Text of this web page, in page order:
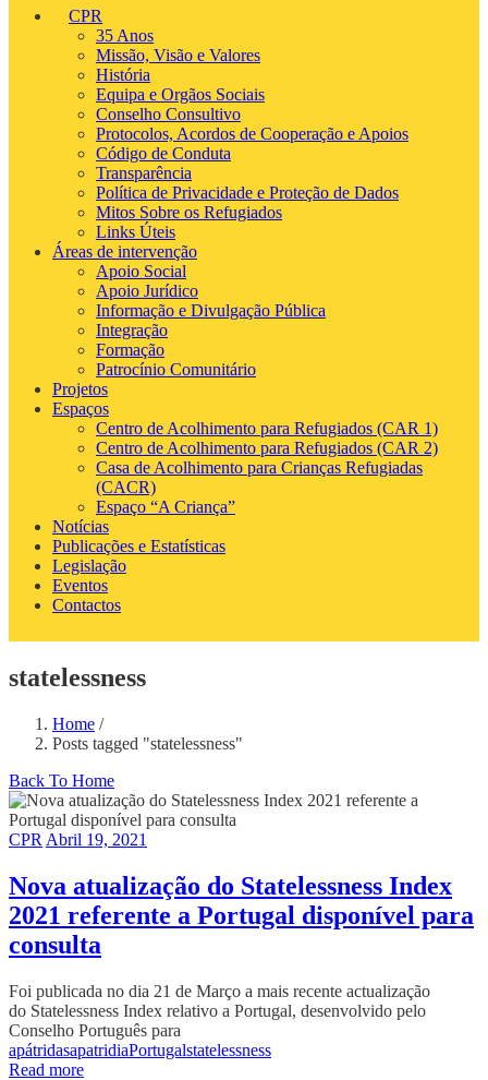
CPR
35 Anos
Missão, Visão e Valores
História
Equipa e Orgãos Sociais
Conselho Consultivo
Protocolos, Acordos de Cooperação e Apoios
Código de Conduta
Transparência
Política de Privacidade e Proteção de Dados
Mitos Sobre os Refugiados
Links Úteis
Áreas de intervenção
Apoio Social
Apoio Jurídico
Informação e Divulgação Pública
Integração
Formação
Patrocínio Comunitário
Projetos
Espaços
Centro de Acolhimento para Refugiados (CAR 1)
Centro de Acolhimento para Refugiados (CAR 2)
Casa de Acolhimento para Crianças Refugiadas
(CACR)
Espaço “A Criança”
Notícias
Publicações e Estatísticas
Legislação
Eventos
Contactos
statelessness
Home /
Posts tagged "statelessness"
Back To Home
CPR Abril 19, 2021
Nova atualização do Statelessness Index
2021 referente a Portugal disponível para
consulta
Foi publicada no dia 21 de Março a mais recente actualização
do Statelessness Index relativo a Portugal, desenvolvido pelo
Conselho Português para
apátridasapatridiaPortugalstatelessness
Read more